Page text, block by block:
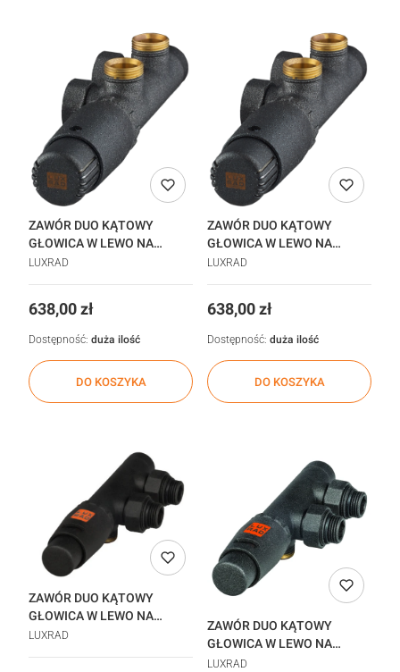
ZAWÓR DUO KĄTOWY
GŁOWICA W LEWO NA
POWROCIE CZARNY MAT
LUXRAD
Cena
638,00 zł
DO KOSZYKA
Dostępność: duża ilość
ZAWÓR DUO KĄTOWY
GŁOWICA W LEWO NA
POWROCIE CZARNY MAT
LUXRAD
Cena
638,00 zł
DO KOSZYKA
Dostępność: duża ilość
ZAWÓR DUO KĄTOWY
GŁOWICA W LEWO NA
POWROCIE CZARNY RAL
LUXRAD
ZAWÓR DUO KĄTOWY
GŁOWICA W LEWO NA
POWROCIE W DOWOLNYM
LUXRAD